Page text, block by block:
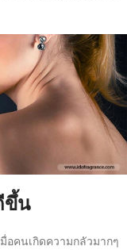
ขึ้น
อคนเกิดความกลัวมากๆ